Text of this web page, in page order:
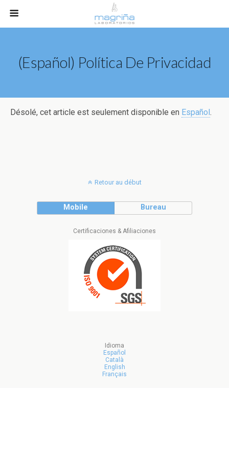
(Español) Política De Privacidad
Désolé, cet article est seulement disponible en Español.
Retour au début
Mobile Bureau
Certificaciones & Afiliaciones
Idioma
Español
Català
English
Français